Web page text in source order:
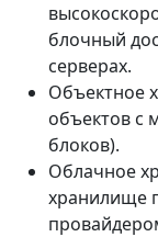
блочный
серверах.
Объектное
объектов с
блоков).
Облачное
хранилище